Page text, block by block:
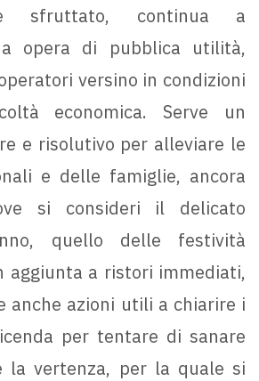
sfruttato, continua a
opera di pubblica utilità,
versino in condizioni
economica. Serve un
e risolutivo per alleviare le
e delle famiglie, ancora
si consideri il delicato
quello delle festività
aggiunta a ristori immediati,
anche azioni utili a chiarire i
per tentare di sanare
la vertenza, per la quale si